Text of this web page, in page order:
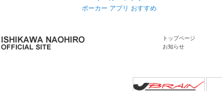
ポーカー アプリ おすすめ
トップページ
お知らせ